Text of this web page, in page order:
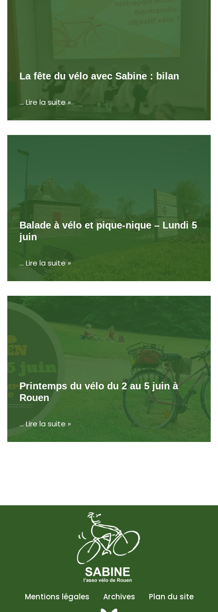
La fête du vélo avec Sabine : bilan
… Lire la suite »
Balade à vélo et pique-nique – Lundi 5
juin
… Lire la suite »
Printemps du vélo du 2 au 5 juin à
Rouen
… Lire la suite »
Mentions légales Archives Plan du site